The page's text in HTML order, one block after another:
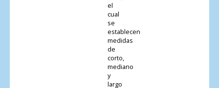
el
cual
se
establecen
medidas
de
corto,
mediano
y
largo